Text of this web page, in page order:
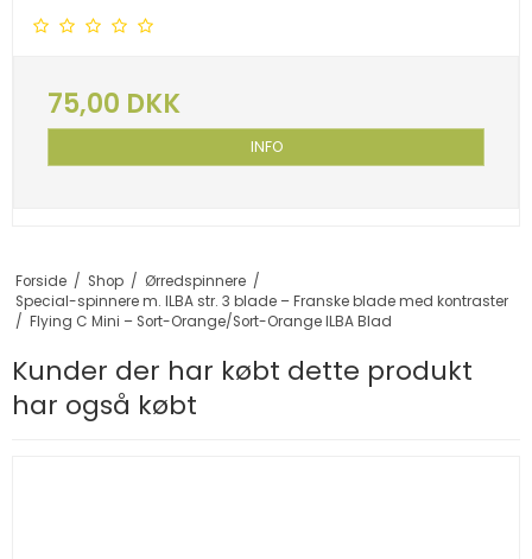
75,00 DKK
INFO
Forside / Shop / Ørredspinnere /
Special-spinnere m. ILBA str. 3 blade – Franske blade med kontraster
/ Flying C Mini – Sort-Orange/Sort-Orange ILBA Blad
Kunder der har købt dette produkt
har også købt